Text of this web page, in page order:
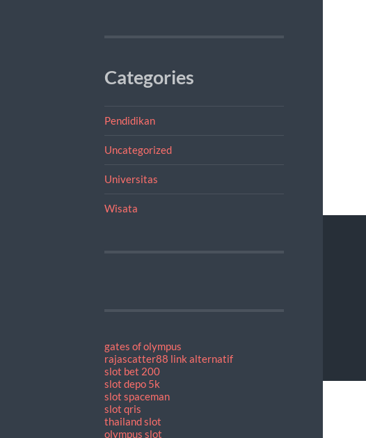
Categories
Pendidikan
Uncategorized
Universitas
Wisata
gates of olympus
rajascatter88 link alternatif
slot bet 200
slot depo 5k
slot spaceman
slot qris
thailand slot
olympus slot